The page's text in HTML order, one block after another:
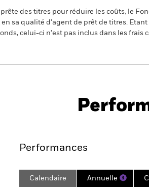
des titres pour réduire les coûts, le
en sa qualité d'agent de prêt de titres.
celui-ci n'est pas inclus dans les frais
Key Facts
Performances
Calendaire Annuelle